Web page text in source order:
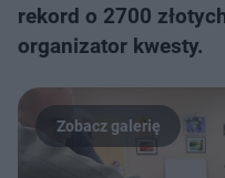
rekord o 2700
organizator kwesty.